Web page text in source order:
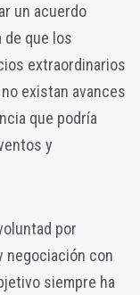
un acuerdo
que los
extraordinarios
existan avances
que podría
y
por
negociación con
siempre ha